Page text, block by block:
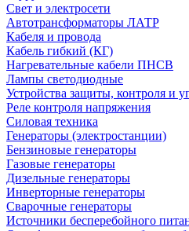
Свет и электросети
Автотрансформаторы ЛАТР
Кабеля и провода
Кабель гибкий (КГ)
Нагревательные кабели ПНСВ
Лампы светодиодные
Устройства защиты, контроля и
Реле контроля напряжения
Силовая техника
Генераторы (электростанции)
Бензиновые генераторы
Газовые генераторы
Дизельные генераторы
Инверторные генераторы
Сварочные генераторы
Источники бесперебойного